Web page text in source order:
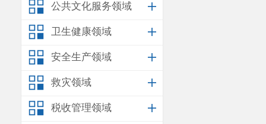
公共文化服务领域
卫生健康领域
安全生产领域
救灾领域
税收管理领域